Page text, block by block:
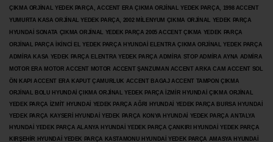
ÇIKMA ORJİNAL YEDEK PARÇA, ACCENT ERA ÇIKMA ORJİNAL YEDEK PARÇA, 1998 ACCENT
YUMURTA KASA ORJİNAL YEDEK PARÇA, 2002 MİLENYUM ÇIKMA ORJİNAL YEDEK PARÇA
HYUNDAİ SONATA ÇIKMA ORJİNAL YEDEK PARÇA 2005 ACCENT ÇIKMA YEDEK PARÇA
ORJİNAL PARÇA İKİNCİ EL YEDEK PARÇA HYUNDAİ ELENTRA ÇIKMA ORJİNAL YEDEK PARÇA
ADMİRA KASA YEDEK PARÇA ELENTRA YEDEK PARÇA ADMİRA STOP ADMİRA AYNA ADMİRA
MOTOR ERA MOTOR ACCENT MOTOR ACCENT ŞANZUMAN ACCENT ARKA CAM ACCENT SOL
ÖN KAPI ACCENT ERA KAPUT ÇAMURLUK ACCENT BAGAJ ACCENT TAMPON ÇIKMA
ORJİNAL BOLU HYUNDAİ ÇIKMA ORJİNAL YEDEK PARÇA İZMİR HYUNDAİ ÇIKMA ORJİNAL
YEDEK PARÇA İZMİT HYUNDAİ YEDEK PARÇA AĞRI HYUNDAİ YEDEK PARÇA BURSA HYUNDAİ
YEDEK PARÇA KAYSERİ HYUNDAİ YEDEK PARÇA KONYA HYUNDAİ YEDEK PARÇA ANTALYA
HYUNDAİ YEDEK PARÇA ALANYA HYUNDAİ YEDEK PARÇA ÇANKIRI HYUNDAİ YEDEK PARÇA
KIRŞEHİR HYUNDAİ YEDEK PARÇA KASTAMONU HYUNDAİ YEDEK PARÇA AMASYA HYUNDAİ